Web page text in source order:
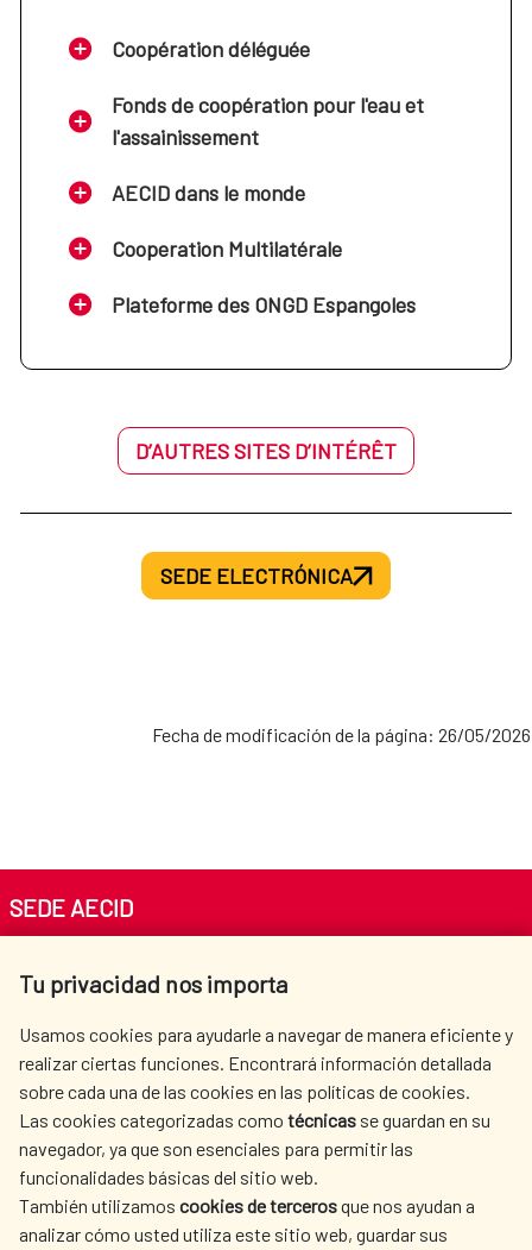
Coopération déléguée
Fonds de coopération pour l'eau et
l'assainissement
AECID dans le monde
Cooperation Multilatérale
Plateforme des ONGD Espangoles
D’AUTRES SITES D’INTÉRÊT
SEDE ELECTRÓNICA
Fecha de modificación de la página: 26/05/2026
Tu privacidad nos importa
Usamos cookies para ayudarle a navegar de manera eficiente y
realizar ciertas funciones. Encontrará información detallada
sobre cada una de las cookies en las políticas de cookies.
Las cookies categorizadas como técnicas se guardan en su
navegador, ya que son esenciales para permitir las
funcionalidades básicas del sitio web.
También utilizamos cookies de tercerosque nos ayudan a
analizar cómo usted utiliza este sitio web, guardar sus
SEDE AECID
Tel. +34 900 20 30 54​​​​​​​
AECID
OÙ NOUS COOPÉRONS
L'ACTION HUMANITAIRE
ESPAGNOLE
SALLE DE PRESSE
CULTURE ET SCIENCE BIBLIOTHÈQUE